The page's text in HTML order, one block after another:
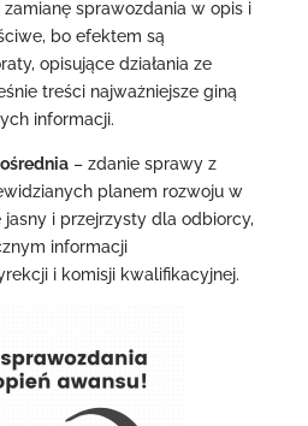
zamianę sprawozdania w opis i
bo efektem są
opisujące działania ze
treści najważniejsze giną
informacji.
– zdanie sprawy z
planem rozwoju w
jasny i przejrzysty dla odbiorcy,
informacji
i komisji kwalifikacyjnej.